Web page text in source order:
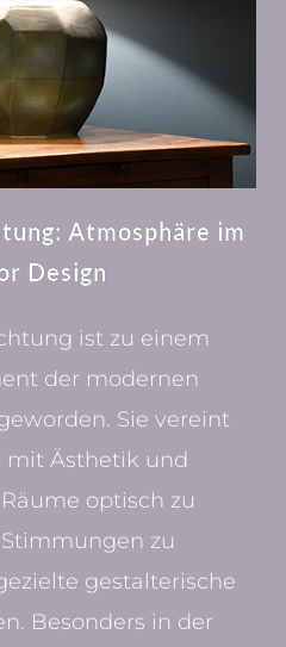
Atmosphäre im
Design
ist zu einem
der modernen
Sie vereint
mit Ästhetik und
optisch zu
zu
gestalterische
Besonders in der